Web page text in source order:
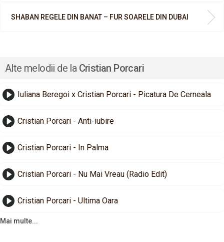
SHABAN REGELE DIN BANAT – FUR SOARELE DIN DUBAI
Alte melodii de la Cristian Porcari
Iuliana Beregoi x Cristian Porcari - Picatura De Cerneala
Cristian Porcari - Anti-iubire
Cristian Porcari - In Palma
Cristian Porcari - Nu Mai Vreau (Radio Edit)
Cristian Porcari - Ultima Oara
Mai multe...